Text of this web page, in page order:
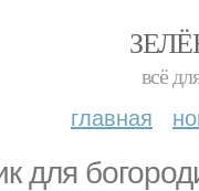
всё
главная
для